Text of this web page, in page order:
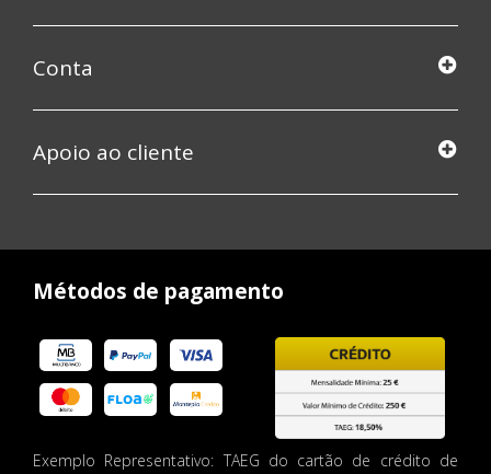
Conta
Apoio ao cliente
Métodos de pagamento
Exemplo Representativo: TAEG do cartão de crédito de